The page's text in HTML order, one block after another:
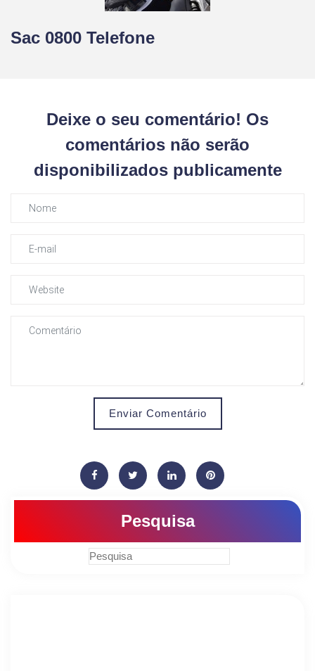
Sac 0800 Telefone
Deixe o seu comentário! Os
comentários não serão
disponibilizados publicamente
Enviar Comentário
Pesquisa